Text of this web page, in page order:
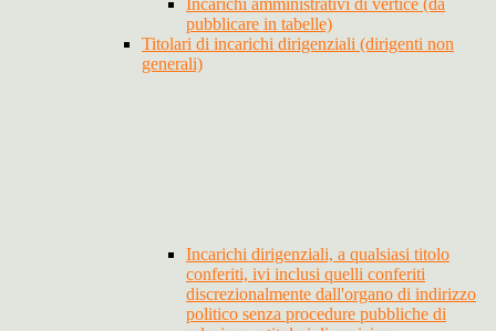
Incarichi amministrativi di vertice (da
pubblicare in tabelle)
Titolari di incarichi dirigenziali (dirigenti non
generali)
Incarichi dirigenziali, a qualsiasi titolo
conferiti, ivi inclusi quelli conferiti
discrezionalmente dall'organo di indirizzo
politico senza procedure pubbliche di